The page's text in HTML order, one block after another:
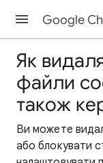
Google
Як
файли
також
Ви можете
або блокувати